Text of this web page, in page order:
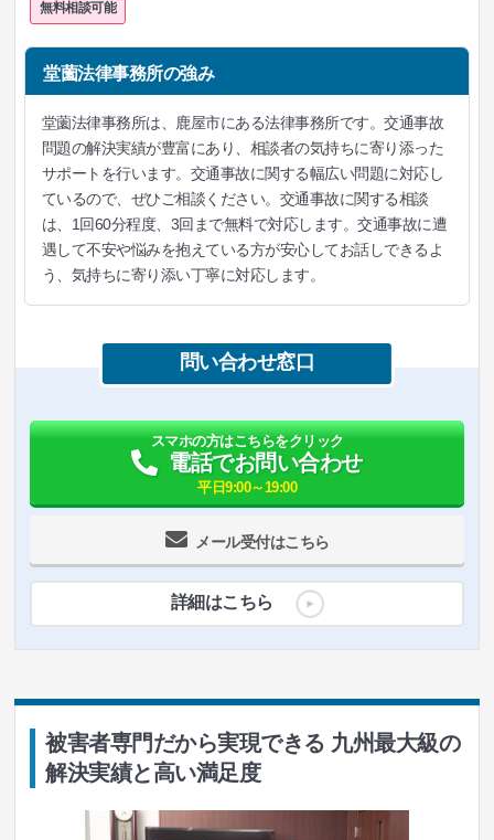
無料相談可能
堂薗法律事務所の強み
堂薗法律事務所は、鹿屋市にある法律事務所です。交通事故
問題の解決実績が豊富にあり、相談者の気持ちに寄り添った
サポートを行います。交通事故に関する幅広い問題に対応し
ているので、ぜひご相談ください。交通事故に関する相談
は、1回60分程度、3回まで無料で対応します。交通事故に遭
遇して不安や悩みを抱えている方が安心してお話しできるよ
う、気持ちに寄り添い丁寧に対応します。
問い合わせ窓口
メール受付はこちら
スマホの方はこちらをクリック
電話でお問い合わせ
平日9:00～19:00
詳細はこちら
被害者専門だから実現できる 九州最大級の
解決実績と高い満足度